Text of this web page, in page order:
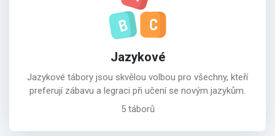
Jazykové
Jazykové tábory jsou skvělou volbou pro všechny, kteří
preferují zábavu a legraci při učení se novým jazykům.
5 táborů